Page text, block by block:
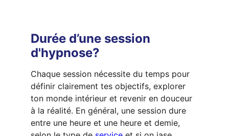
Durée d’une session
d'hypnose?
Chaque session nécessite du temps pour
définir clairement tes objectifs, explorer
ton monde intérieur et revenir en douceur
à la réalité. En général, une session dure
entre une heure et une heure et demie,